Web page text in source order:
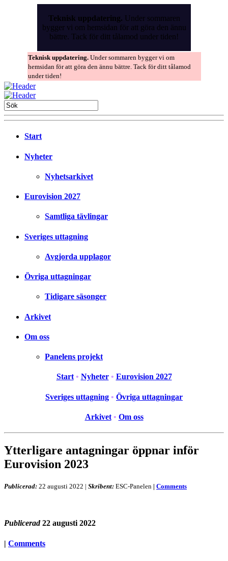
Teknisk uppdatering. Under sommaren
bygger vi om hemsidan för att göra den ännu
bättre. Tack för ditt tålamod under tiden!
Teknisk uppdatering. Under sommaren bygger vi om
hemsidan för att göra den ännu bättre. Tack för ditt tålamod
under tiden!
Start
Nyheter
Nyhetsarkivet
Eurovision 2027
Samtliga tävlingar
Sveriges uttagning
Avgjorda upplagor
Övriga uttagningar
Tidigare säsonger
Arkivet
Om oss
Panelens projekt
Start • Nyheter • Eurovision 2027
Sveriges uttagning • Övriga uttagningar
Arkivet • Om oss
Ytterligare antagningar öppnar inför
Eurovision 2023
Publicerad: 22 augusti 2022 | Skribent: ESC-Panelen | Comments
Publicerad 22 augusti 2022
| Comments